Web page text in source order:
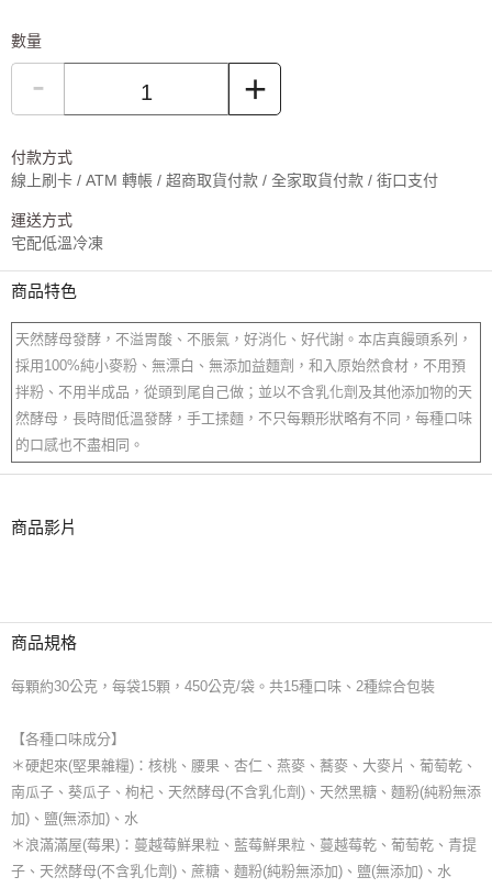
數量
- +
付款方式
線上刷卡 / ATM 轉帳 / 超商取貨付款 / 全家取貨付款 / 街口支付
運送方式
宅配低溫冷凍
商品特色
天然酵母發酵，不溢胃酸、不脹氣，好消化、好代謝。本店真饅頭系列，
採用100%純小麥粉、無漂白、無添加益麵劑，和入原始然食材，不用預
拌粉、不用半成品，從頭到尾自己做；並以不含乳化劑及其他添加物的天
然酵母，長時間低溫發酵，手工揉麵，不只每顆形狀略有不同，每種口味
的口感也不盡相同。
商品影片
商品規格
每顆約30公克，每袋15顆，450公克/袋。共15種口味、2種綜合包裝
【各種口味成分】
＊硬起來(堅果雜糧)：核桃、腰果、杏仁、燕麥、蕎麥、大麥片、葡萄乾、
南瓜子、葵瓜子、枸杞、天然酵母(不含乳化劑)、天然黑糖、麵粉(純粉無添
加)、鹽(無添加)、水
＊浪滿滿屋(莓果)：蔓越莓鮮果粒、藍莓鮮果粒、蔓越莓乾、葡萄乾、青提
子、天然酵母(不含乳化劑)、蔗糖、麵粉(純粉無添加)、鹽(無添加)、水